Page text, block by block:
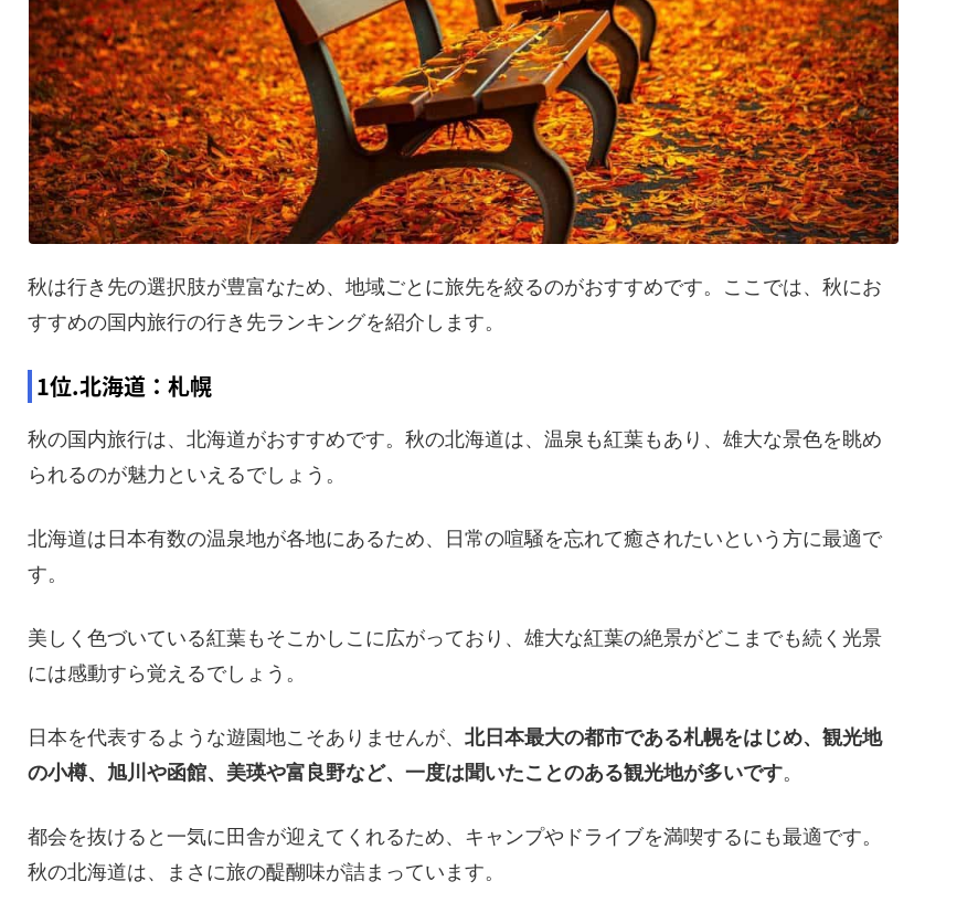
秋は行き先の選択肢が豊富なため、地域ごとに旅先を絞るのがおすすめです。ここでは、秋にお
すすめの国内旅行の行き先ランキングを紹介します。
1位.北海道：札幌
秋の国内旅行は、北海道がおすすめです。秋の北海道は、温泉も紅葉もあり、雄大な景色を眺め
られるのが魅力といえるでしょう。
北海道は日本有数の温泉地が各地にあるため、日常の喧騒を忘れて癒されたいという方に最適で
す。
美しく色づいている紅葉もそこかしこに広がっており、雄大な紅葉の絶景がどこまでも続く光景
には感動すら覚えるでしょう。
日本を代表するような遊園地こそありませんが、北日本最大の都市である札幌をはじめ、観光地
の小樽、旭川や函館、美瑛や富良野など、一度は聞いたことのある観光地が多いです。
都会を抜けると一気に田舎が迎えてくれるため、キャンプやドライブを満喫するにも最適です。
秋の北海道は、まさに旅の醍醐味が詰まっています。